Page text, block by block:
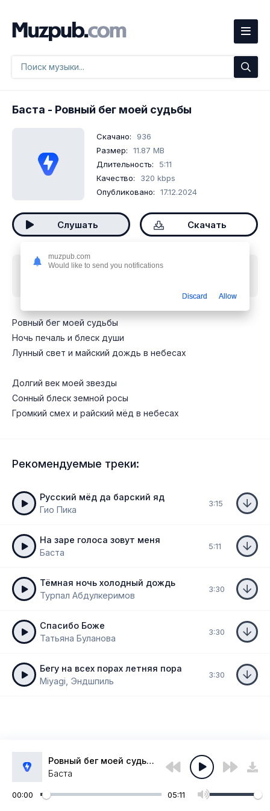
Баста - Ровный бег моей судьбы
Скачано:
936
Размер:
11.87 MB
Длительность:
5:11
Качество:
320 kbps
Опубликовано:
17.12.2024
Слушать Скачать
Скачать песню Баста - Ровный бег моей судьбы
Ровный бег моей судьбы
Ночь печаль и блеск души
Лунный свет и майский дождь в небесах
Долгий век моей звезды
Сонный блеск земной росы
Громкий смех и райский мёд в небесах
Рекомендуемые треки:
Русский мёд да барский яд
Гио Пика
3:15
На заре голоса зовут меня
Баста
5:11
Тёмная ночь холодный дождь
Турпал Абдулкеримов
3:30
Спасибо Боже
Татьяна Буланова
3:30
Бегу на всех порах летняя пора
Miyagi, Эндшпиль
3:30
Ровный бег моей судьбы
Баста
00:00 05:11
muzpub.com
Would like to send you notifications
Discard Allow